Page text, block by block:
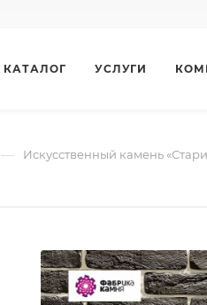
КАТАЛОГ УСЛУГИ
— Искусственный камень